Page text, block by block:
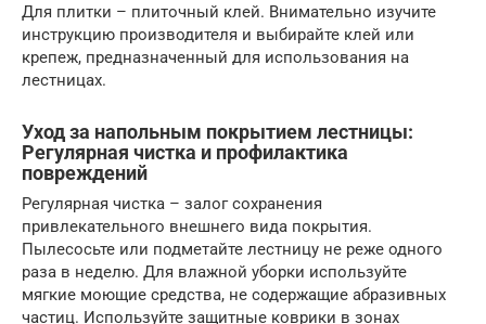
Для плитки – плиточный клей. Внимательно изучите
инструкцию производителя и выбирайте клей или
крепеж, предназначенный для использования на
лестницах.
Уход за напольным покрытием лестницы:
Регулярная чистка и профилактика
повреждений
Регулярная чистка – залог сохранения
привлекательного внешнего вида покрытия.
Пылесосьте или подметайте лестницу не реже одного
раза в неделю. Для влажной уборки используйте
мягкие моющие средства, не содержащие абразивных
частиц. Используйте защитные коврики в зонах